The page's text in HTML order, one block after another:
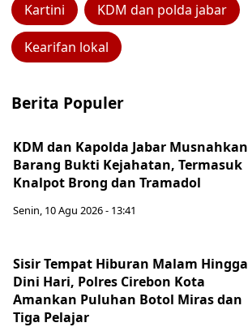
Kartini KDM dan polda jabar
Kearifan lokal
Berita Populer
KDM dan Kapolda Jabar Musnahkan
Barang Bukti Kejahatan, Termasuk
Knalpot Brong dan Tramadol
Senin, 10 Agu 2026 - 13:41
Sisir Tempat Hiburan Malam Hingga
Dini Hari, Polres Cirebon Kota
Amankan Puluhan Botol Miras dan
Tiga Pelajar